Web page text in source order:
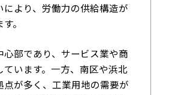
により、労働力の供給構造が
。
心部であり、サービス業や商
ています。一方、南区や浜北
点が多く、工業用地の需要が